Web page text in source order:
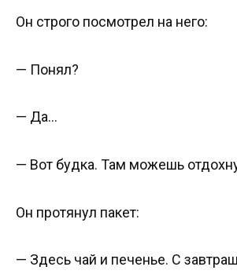
Он строго посмотрел на него:
— Понял?
— Да…
— Вот будка. Там можешь
Он протянул пакет:
— Здесь чай и печенье. С